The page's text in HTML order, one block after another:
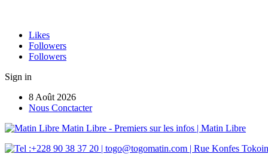
Likes
Followers
Followers
Sign in
8 Août 2026
Nous Conctacter
Matin Libre - Premiers sur les infos | Matin Libre